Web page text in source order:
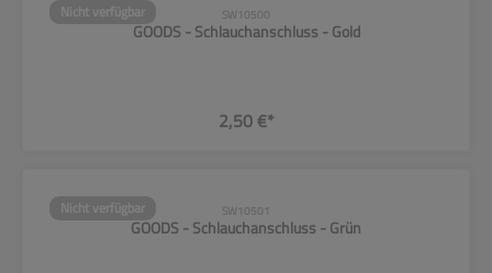
Nicht verfügbar SW10500
GOODS - Schlauchanschluss - Gold
2,50 €*
Nicht verfügbar SW10501
GOODS - Schlauchanschluss - Grün